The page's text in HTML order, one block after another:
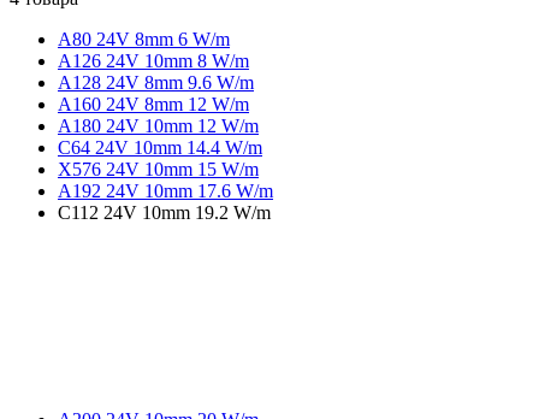
A80 24V 8mm 6 W/m
A126 24V 10mm 8 W/m
A128 24V 8mm 9.6 W/m
A160 24V 8mm 12 W/m
A180 24V 10mm 12 W/m
C64 24V 10mm 14.4 W/m
X576 24V 10mm 15 W/m
A192 24V 10mm 17.6 W/m
C112 24V 10mm 19.2 W/m